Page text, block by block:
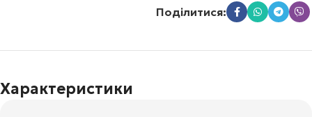
Поділитися:
Характеристики